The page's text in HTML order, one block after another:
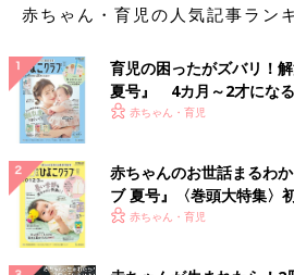
赤ちゃん・育児の人気記事ラン
育児の困ったがズバリ！
夏号』 4カ月～2才にな
いっぱい！
赤ちゃん・育児
赤ちゃんのお世話まるわ
ブ 夏号』〈巻頭大特集〉
く！ おっぱい・ミルクの
赤ちゃん・育児